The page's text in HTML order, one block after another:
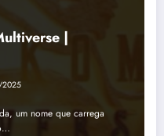
|
um nome que carrega